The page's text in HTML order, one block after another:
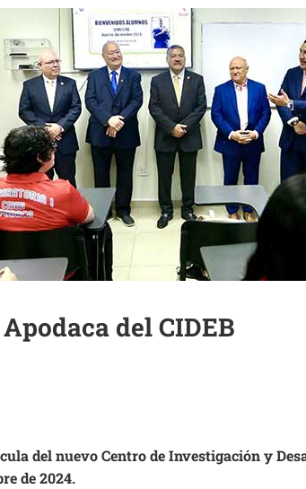
del CIDEB
del nuevo Centro de Investigación y
de 2024.